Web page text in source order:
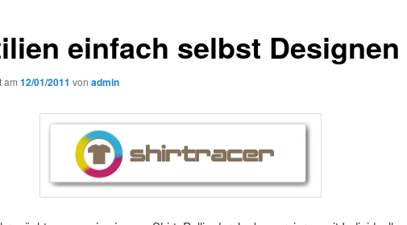
einfach selbst Designen
am 12/01/2011 von admin